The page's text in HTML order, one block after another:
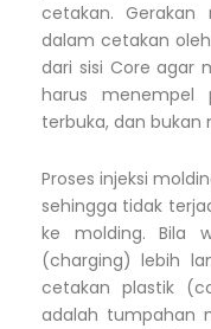
cetakan.
dalam cetakan
dari sisi Core agar
harus menempel
terbuka, dan bukan
Proses injeksi
sehingga tidak
ke molding. Bila
(charging) lebih
cetakan plastik
adalah tumpahan